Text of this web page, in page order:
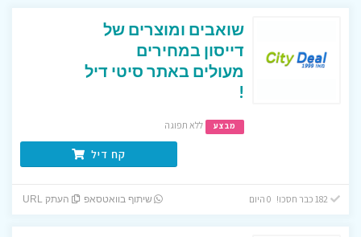
שואבים ומוצרים של
דייסון במחירים
מעולים באתר סיטי דיל
!
מבצע ללא תפוגה
קח דיל
182 כבר חסכו! 0 היום שיתוף בוואטסאפ העתק URL